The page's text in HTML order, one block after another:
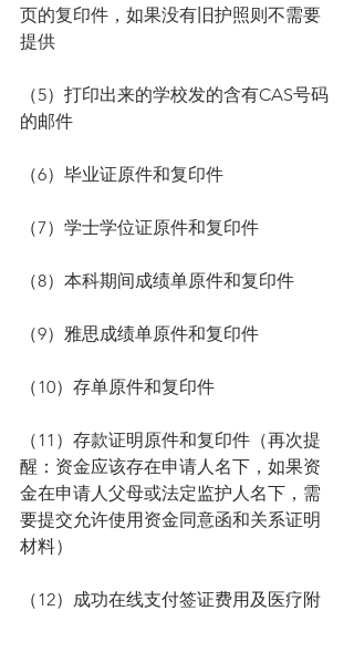
页的复印件，如果没有旧护照则不需要
提供
（5）打印出来的学校发的含有CAS号码
的邮件
（6）毕业证原件和复印件
（7）学士学位证原件和复印件
（8）本科期间成绩单原件和复印件
（9）雅思成绩单原件和复印件
（10）存单原件和复印件
（11）存款证明原件和复印件（再次提
醒：资金应该存在申请人名下，如果资
金在申请人父母或法定监护人名下，需
要提交允许使用资金同意函和关系证明
材料）
（12）成功在线支付签证费用及医疗附